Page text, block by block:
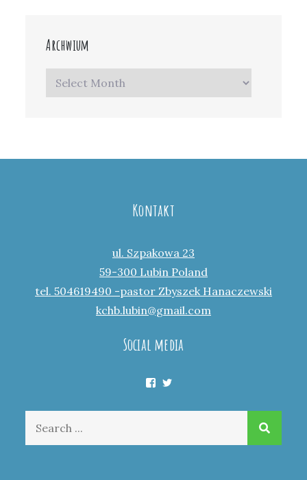
Archwium
Archwium
Kontakt
ul. Szpakowa 23
59-300 Lubin Poland
tel. 504619490 -pastor Zbyszek Hanaczewski
kchb.lubin@gmail.com
Social media
Facebook